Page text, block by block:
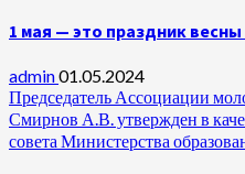
1 мая — это праздник весны
admin01.05.2024
Председатель Ассоциации
Смирнов А.В. утвержден в
совета Министерства